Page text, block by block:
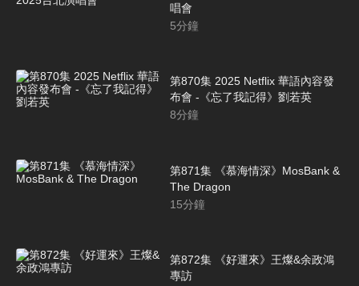
唱會
5分鐘
第870集 2025 Netflix 華語內容發
布會 -《忘了我記得》劉若英
8分鐘
第871集 《慕海情深》MosBank &
The Dragon
15分鐘
第872集 《好運來》王燦&余政鴻
專訪